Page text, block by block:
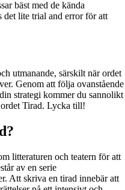
bäst med de kända
det lite trial and error för att
utmanande, särskilt när ordet
Genom att följa ovanstående
strategi kommer du sannolikt
ordet Tirad. Lycka till!
litteraturen och teatern för att
av en serie
Att skriva en tirad innebär att